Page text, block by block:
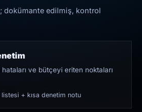
dokümante edilmiş, kontrol
ve bütçeyi eriten noktaları
+ kısa denetim notu